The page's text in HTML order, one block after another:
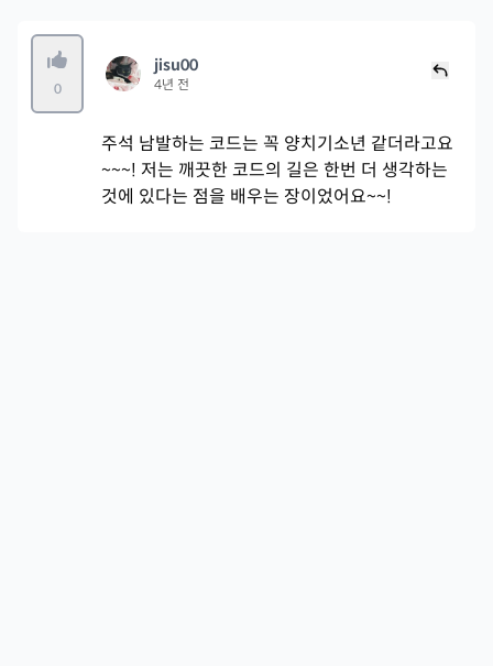
0
jisu00
4년 전
주석 남발하는 코드는 꼭 양치기소년 같더라고요
~~~! 저는 깨끗한 코드의 길은 한번 더 생각하는
것에 있다는 점을 배우는 장이었어요~~!